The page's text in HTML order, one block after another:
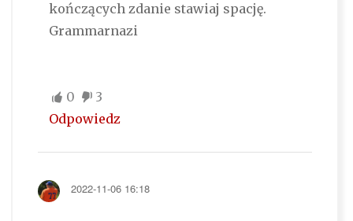
kończących zdanie stawiaj spację.
Grammarnazi
0
3
Odpowiedz
2022-11-06 16:18